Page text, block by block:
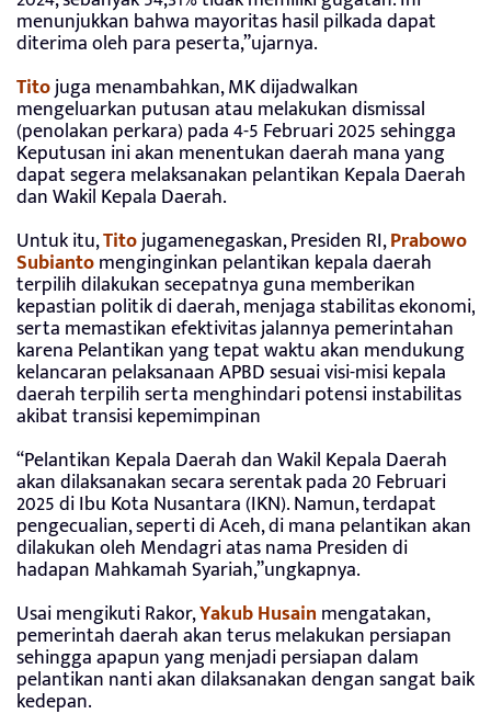
menunjukkan bahwa mayoritas hasil pilkada dapat
diterima oleh para peserta,”ujarnya.
Titojuga menambahkan, MK dijadwalkan
mengeluarkan putusan atau melakukan dismissal
(penolakan perkara) pada 4-5 Februari 2025 sehingga
Keputusan ini akan menentukan daerah mana yang
dapat segera melaksanakan pelantikan Kepala Daerah
dan Wakil Kepala Daerah.
Untuk itu,Titojugamenegaskan, Presiden RI,Prabowo
Subiantomenginginkan pelantikan kepala daerah
terpilih dilakukan secepatnya guna memberikan
kepastian politik di daerah, menjaga stabilitas ekonomi,
serta memastikan efektivitas jalannya pemerintahan
karena Pelantikan yang tepat waktu akan mendukung
kelancaran pelaksanaan APBD sesuai visi-misi kepala
daerah terpilih serta menghindari potensi instabilitas
akibat transisi kepemimpinan
“Pelantikan Kepala Daerah dan Wakil Kepala Daerah
akan dilaksanakan secara serentak pada 20 Februari
2025 di Ibu Kota Nusantara (IKN). Namun, terdapat
pengecualian, seperti di Aceh, di mana pelantikan akan
dilakukan oleh Mendagri atas nama Presiden di
hadapan Mahkamah Syariah,”ungkapnya.
Usai mengikuti Rakor,Yakub Husain mengatakan,
pemerintah daerah akan terus melakukan persiapan
sehingga apapun yang menjadi persiapan dalam
pelantikan nanti akan dilaksanakan dengan sangat baik
kedepan.